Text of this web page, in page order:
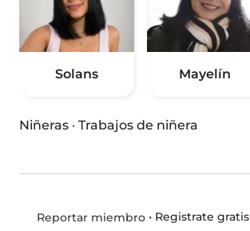
Solans Mayelín
Niñeras · Trabajos de niñera
Reportar miembro• Registrate gratis